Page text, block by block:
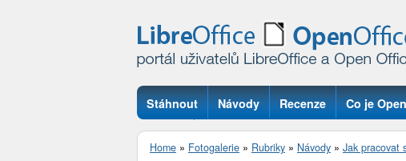
Stáhnout Návody Recenze Co je
Otázky
Home » Fotogalerie » Rubriky » Návody » Jak pracovat